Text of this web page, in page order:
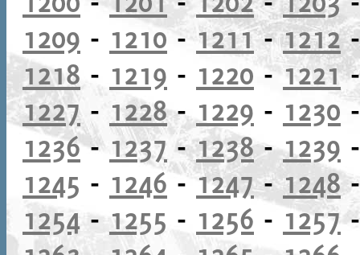
1209 - 1210-1211-1212
1218 - 1219 - 1220 -1221
1227- 1228- 1229 - 1230
1236- 1237-1238-1239
1245 - 1246-1247-1248
1254- 1255 - 1256 - 1257